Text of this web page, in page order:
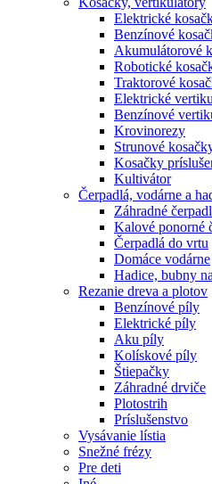
Elektrické
Benzínové
Akumulátorové
Robotické
Traktorové
Elektrické
Benzínové
Krovinorezy
Strunové
Kosačky
Kultivátor
Čerpadlá, vodárne a
Záhradné
Kalové ponorné
Čerpadlá do vrtu
Domáce vodárne
Hadice, bubny
Rezanie dreva a plotov
Benzínové píly
Elektrické píly
Aku píly
Kolískové píly
Štiepačky
Záhradné drviče
Plotostrih
Príslušenstvo
Vysávanie lístia
Snežné frézy
Pre deti